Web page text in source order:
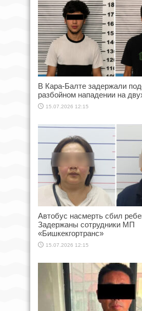
В Кара-Балте задержали
разбойном нападении на
15.07.2026 12:15
Автобус насмерть сбил
Задержаны сотрудники МП
«Бишкекгортранс»
15.07.2026 12:15